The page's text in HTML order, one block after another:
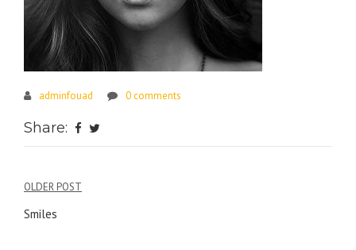
adminfouad 0 comments
Share:
Navigation
de
OLDER POST
Smiles